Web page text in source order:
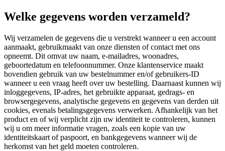
Welke gegevens worden verzameld?
Wij verzamelen de gegevens die u verstrekt wanneer u een account
aanmaakt, gebruikmaakt van onze diensten of contact met ons
opneemt. Dit omvat uw naam, e-mailadres, woonadres,
geboortedatum en telefoonnummer. Onze klantenservice maakt
bovendien gebruik van uw bestelnummer en/of gebruikers-ID
wanneer u een vraag heeft over uw bestelling. Daarnaast kunnen wij
inloggegevens, IP-adres, het gebruikte apparaat, gedrags- en
browsergegevens, analytische gegevens en gegevens van derden uit
cookies, evenals betalingsgegevens verwerken. Afhankelijk van het
product en of wij verplicht zijn uw identiteit te controleren, kunnen
wij u om meer informatie vragen, zoals een kopie van uw
identiteitskaart of paspoort, en bankgegevens wanneer wij de
herkomst van het geld moeten controleren.